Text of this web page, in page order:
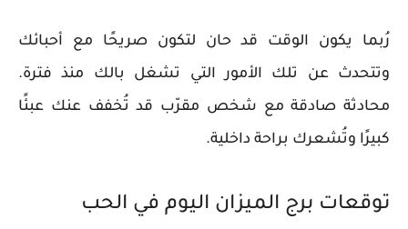
رُبما يكون الوقت قد حان لتكون صريحًا مع أحبائك
وتتحدث عن تلك الأمور التي تشغل بالك منذ فترة.
محادثة صادقة مع شخص مقرّب قد تُخفف عنك عبئًا
كبيرًا وتُشعرك براحة داخلية.
توقعات برج الميزان اليوم في الحب